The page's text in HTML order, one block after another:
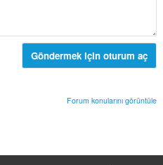
Göndermek için oturum aç
Forum konularını görüntüle